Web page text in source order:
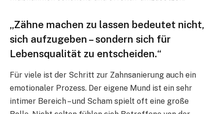
„Zähne machen zu lassen bedeutet nicht,
sich aufzugeben – sondern sich für
Lebensqualität zu entscheiden.“
Für viele ist der Schritt zur Zahnsanierung auch ein
emotionaler Prozess. Der eigene Mund ist ein sehr
intimer Bereich – und Scham spielt oft eine große